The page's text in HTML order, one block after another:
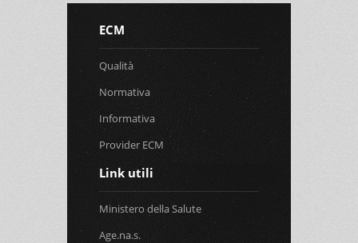
ECM
Qualità
Normativa
Informativa
Provider ECM
Link utili
Ministero della Salute
Age.na.s.